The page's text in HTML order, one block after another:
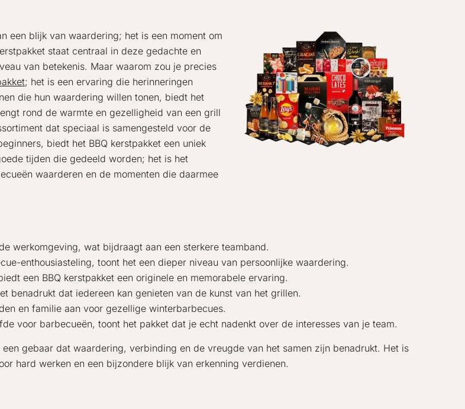
een blijk van waardering; het is een moment om
staat centraal in deze gedachte en
van betekenis. Maar waarom zou je precies
; het is een ervaring die herinneringen
die hun waardering willen tonen, biedt het
rond de warmte en gezelligheid van een grill
dat speciaal is samengesteld voor de
biedt het BBQ kerstpakket een uniek
tijden die gedeeld worden; het is het
waarderen en de momenten die daarmee
werkomgeving, wat bijdraagt aan een sterkere teamband.
enthousiasteling, toont het een dieper niveau van persoonlijke waardering.
een BBQ kerstpakket een originele en memorabele ervaring.
benadrukt dat iedereen kan genieten van de kunst van het grillen.
en familie aan voor gezellige winterbarbecues.
voor barbecueën, toont het pakket dat je echt nadenkt over de interesses van je team.
gebaar dat waardering, verbinding en de vreugde van het samen zijn benadrukt. Het is
hard werken en een bijzondere blijk van erkenning verdienen.